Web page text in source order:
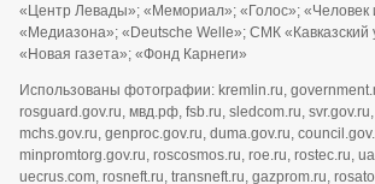
«Центр Левады»; «Мемориал»; «Голос»; «Человек
«Медиазона»; «Deutsche Welle»; СМК «Кавказский
«Новая газета»; «Фонд Карнеги»
Использованы фотографии: kremlin.ru,
rosguard.gov.ru, мвд.рф, fsb.ru, sledcom.ru,
mchs.gov.ru, genproc.gov.ru, duma.gov.ru,
minpromtorg.gov.ru, roscosmos.ru, roe.ru, rostec.ru,
uecrus.com, rosneft.ru, transneft.ru, gazprom.ru,